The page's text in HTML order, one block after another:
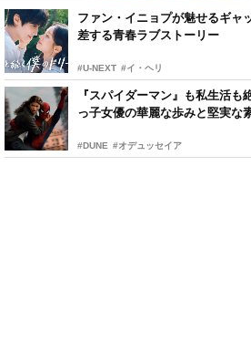
ファン・イニョプが魅せるギャ
差する青春ラブストーリー
#U-NEXT #イ・ヘリ
『スパイダーマン』も私生活
っ子女優の華麗な歩みと堅実な
#DUNE #オデュッセイア